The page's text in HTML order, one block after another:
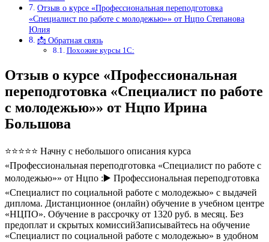
Отзыв о курсе «Профессиональная переподготовка
«Специалист по работе с молодежью»» от Нцпо Степанова
Юлия
📩 Обратная связь
Похожие курсы 1С:
Отзыв о курсе «Профессиональная
переподготовка «Специалист по работе
с молодежью»» от Нцпо Ирина
Большова
⭐⭐⭐⭐⭐ Начну с небольшого описания курса
«Профессиональная переподготовка «Специалист по работе с
молодежью»» от Нцпо :▶️ Профессиональная переподготовка
«Специалист по социальной работе с молодежью» с выдачей
диплома. Дистанционное (онлайн) обучение в учебном центре
«НЦПО». Обучение в рассрочку от 1320 руб. в месяц. Без
предоплат и скрытых комиссийЗаписывайтесь на обучение
«Специалист по социальной работе с молодежью» в удобном